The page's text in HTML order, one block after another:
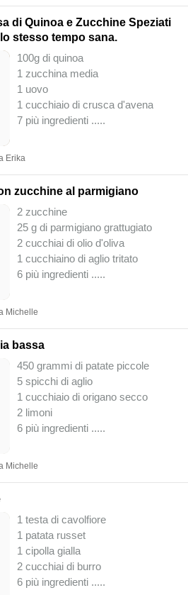
di Quinoa e Zucchine Speziati
stesso tempo sana.
100g di quinoa
1 zucchina media
1 uovo
1 cucchiaio di crusca d'avena
7 più ingredienti .....
Erika
zucchine al parmigiano
2 zucchine
25 g di parmigiano grattugiato
2 cucchiai di olio d'oliva
1 cucchiaino di aglio tritato
6 più ingredienti .....
Michelle
bassa
450 grammi di patate piccole
5 spicchi di aglio
1 cucchiaio di origano secco
2 limoni
6 più ingredienti .....
Michelle
1 testa di cavolfiore
1 patata russet
1 cipolla gialla
2 cucchiai di burro
6 più ingredienti .....